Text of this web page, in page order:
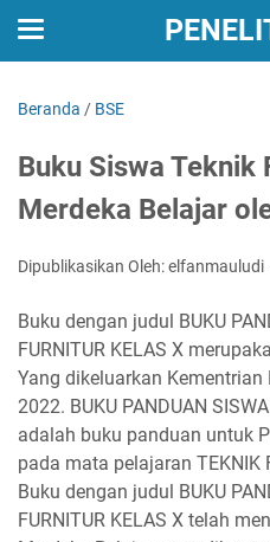
Beranda / BSE
Buku Siswa Teknik
Merdeka Belajar
Dipublikasikan Oleh: elfanmauludi
Buku dengan judul BUKU
FURNITUR KELAS X
Yang dikeluarkan
2022. BUKU PANDUAN
adalah buku panduan untuk
pada mata pelajaran TEKNIK
Buku dengan judul BUKU
FURNITUR KELAS X telah